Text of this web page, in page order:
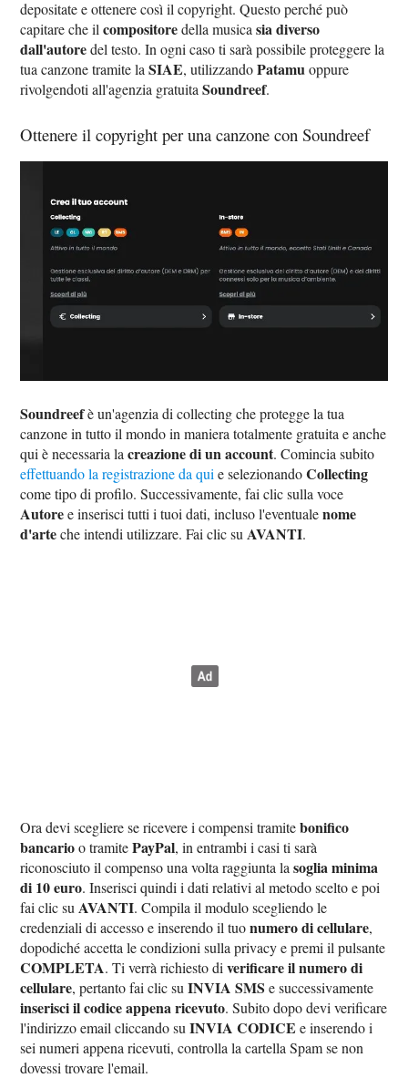
depositate e ottenere così il copyright. Questo perché può
capitare che ilcompositoredella musicasia diverso
dall'autoredel testo. In ogni caso ti sarà possibile proteggere la
tua canzone tramite laSIAE, utilizzandoPatamuoppure
rivolgendoti all'agenzia gratuitaSoundreef.
Ottenere il copyright per una canzone con Soundreef
Soundreefè un'agenzia di collecting che protegge la tua
canzone in tutto il mondo in maniera totalmente gratuita e anche
qui è necessaria lacreazione di un account. Comincia subito
effettuando la registrazione da qui e selezionandoCollecting
come tipo di profilo. Successivamente, fai clic sulla voce
Autoree inserisci tutti i tuoi dati, incluso l'eventualenome
d'arteche intendi utilizzare. Fai clic su AVANTI.
Ora devi scegliere se ricevere i compensi tramitebonifico
bancarioo tramitePayPal, in entrambi i casi ti sarà
riconosciuto il compenso una volta raggiunta lasoglia minima
di 10 euro. Inserisci quindi i dati relativi al metodo scelto e poi
fai clic su AVANTI. Compila il modulo scegliendo le
credenziali di accesso e inserendo il tuonumero di cellulare,
dopodiché accetta le condizioni sulla privacy e premi il pulsante
COMPLETA. Ti verrà richiesto diverificare il numero di
cellulare, pertanto fai clic suINVIA SMS e successivamente
inserisci il codice appena ricevuto. Subito dopo devi verificare
l'indirizzo email cliccando suINVIA CODICE e inserendo i
sei numeri appena ricevuti, controlla la cartella Spam se non
dovessi trovare l'email.